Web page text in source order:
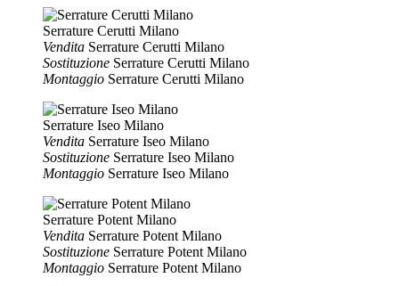
Serrature Cerutti Milano
Vendita Serrature Cerutti Milano
Sostituzione Serrature Cerutti Milano
Montaggio Serrature Cerutti Milano
Serrature Iseo Milano
Vendita Serrature Iseo Milano
Sostituzione Serrature Iseo Milano
Montaggio Serrature Iseo Milano
Serrature Potent Milano
Vendita Serrature Potent Milano
Sostituzione Serrature Potent Milano
Montaggio Serrature Potent Milano